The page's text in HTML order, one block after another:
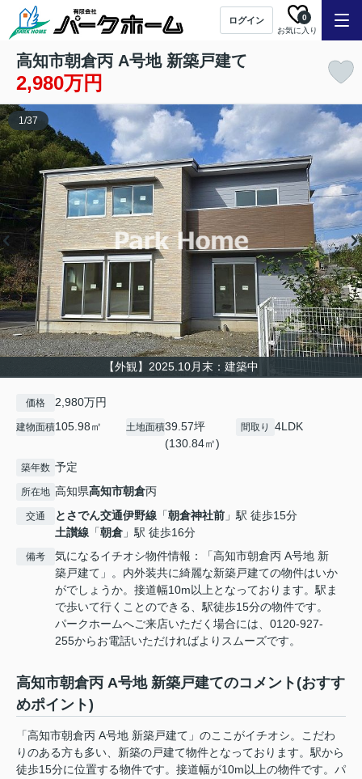
ログイン
お気に入り
0
高知市朝倉丙 A号地 新築戸建て
2,980万円
【外観】2025.10月末：建築中
1/37
価格 2,980万円
建物面積105.98㎡ 土地面積39.57坪
(130.84㎡)
間取り 4LDK
築年数 予定
所在地 高知県高知市朝倉丙
交通 とさでん交通伊野線 「朝倉神社前 」駅 徒歩15分
土讃線 「朝倉 」駅 徒歩16分
備考
気になるイチオシ物件情報：「高知市朝倉丙 A号地 新
築戸建て」。内外装共に綺麗な新築戸建ての物件はいか
がでしょうか。接道幅10m以上となっております。駅ま
で歩いて行くことのできる、駅徒歩15分の物件です。
パークホームへご来店いただく場合には、0120-927-
255からお電話いただければよりスムーズです。
高知市朝倉丙 A号地 新築戸建てのコメント(おすす
めポイント)
「高知市朝倉丙 A号地 新築戸建て」のここがイチオシ。こだわ
りのある方も多い、新築の戸建て物件となっております。駅から
徒歩15分に位置する物件です。接道幅が10m以上の物件です。パ